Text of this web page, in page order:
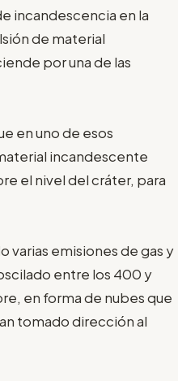
incandescencia en la
de material
por una de las
en uno de esos
incandescente
el nivel del cráter, para
varias emisiones de gas y
entre los 400 y
en forma de nubes que
tomado dirección al